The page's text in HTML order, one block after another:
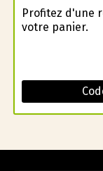
Profitez d'une
votre panier.